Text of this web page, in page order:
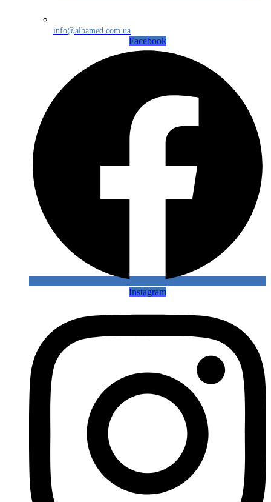
info@albamed.com.ua
Facebook
Instagram